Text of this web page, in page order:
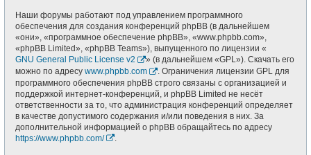
Наши форумы работают под управлением программного
обеспечения для создания конференций phpBB (в дальнейшем
«они», «программное обеспечение phpBB», «www.phpbb.com»,
«phpBB Limited», «phpBB Teams»), выпущенного по лицензии «
GNU General Public License v2
» (в дальнейшем «GPL»). Скачать его
можно по адресу www.phpbb.com
. Ограничения лицензии GPL для
программного обеспечения phpBB строго связаны с организацией и
поддержкой интернет-конференций, и phpBB Limited не несёт
ответственности за то, что администрация конференций определяет
в качестве допустимого содержания и/или поведения в них. За
дополнительной информацией о phpBB обращайтесь по адресу
https://www.phpbb.com/